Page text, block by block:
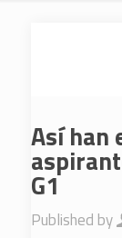
Así han
G1
Published by